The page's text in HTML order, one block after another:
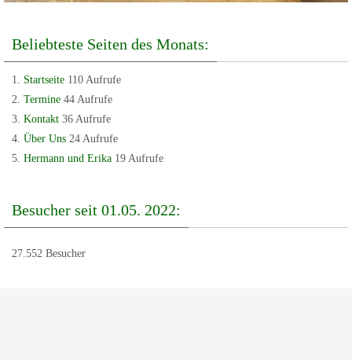
Beliebteste Seiten des Monats:
Startseite 110 Aufrufe
Termine 44 Aufrufe
Kontakt 36 Aufrufe
Über Uns 24 Aufrufe
Hermann und Erika 19 Aufrufe
Besucher seit 01.05. 2022:
27.552 Besucher